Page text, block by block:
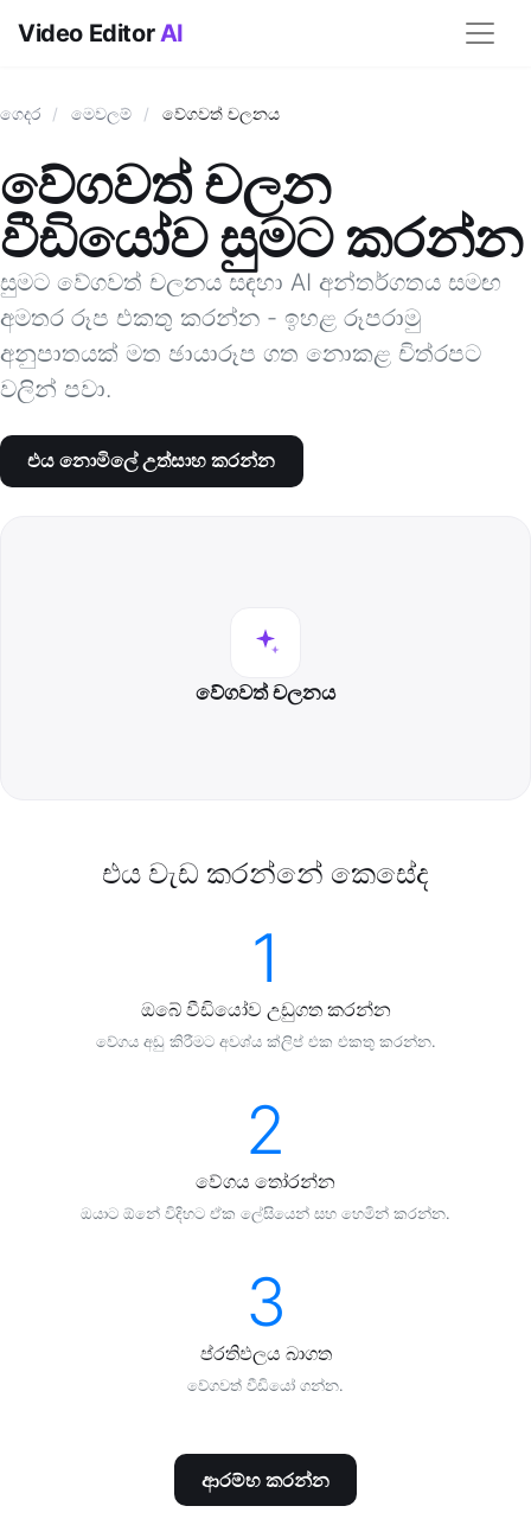
Video EditorAI
ගෙදර / මෙවලම් / වේගවත් චලනය
වේගවත් චලන
වීඩියෝව සුමට කරන්න
සුමට වේගවත් චලනය සඳහා AI අන්තර්ගතය සමඟ
අමතර රූප එකතු කරන්න - ඉහළ රූපරාමු
අනුපාතයක් මත ඡායාරූප ගත නොකළ චිත්රපට
වලින් පවා.
එය නොමිලේ උත්සාහ කරන්න
වේගවත් චලනය
එය වැඩ කරන්නේ කෙසේද
1
ඔබේ වීඩියෝව උඩුගත කරන්න
වේගය අඩු කිරීමට අවශ්ය ක්ලිප් එක එකතු කරන්න.
2
වේගය තෝරන්න
ඔයාට ඕනේ විදිහට ඒක ලේසියෙන් සහ හෙමින් කරන්න.
3
ප්රතිඵලය බාගත
වේගවත් වීඩියෝ ගන්න.
ආරම්භ කරන්න